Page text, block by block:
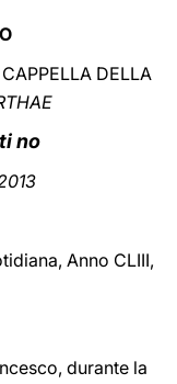
中文
LATINE
DELLA
no
Anno CLIII,
durante la